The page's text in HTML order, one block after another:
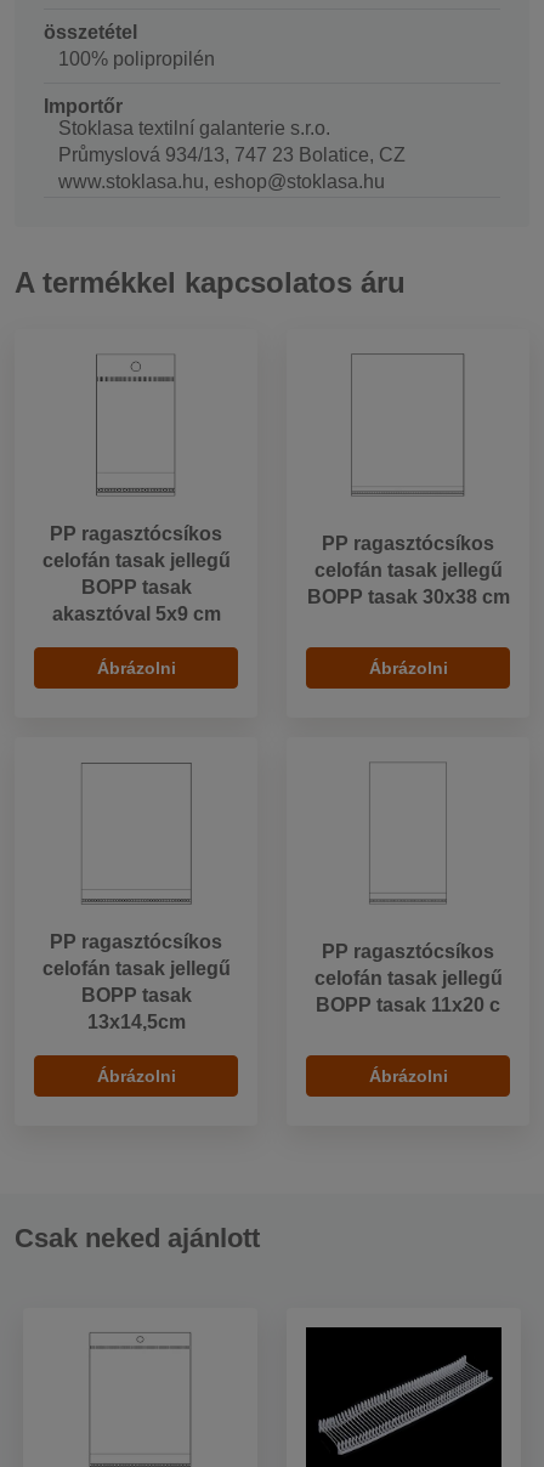
összetétel
100% polipropilén
Importőr
Stoklasa textilní galanterie s.r.o.
Průmyslová 934/13, 747 23 Bolatice, CZ
www.stoklasa.hu, eshop@stoklasa.hu
A termékkel kapcsolatos áru
PP ragasztócsíkos
celofán tasak jellegű
BOPP tasak
akasztóval 5x9 cm
Ábrázolni
PP ragasztócsíkos
celofán tasak jellegű
BOPP tasak 30x38 cm
Ábrázolni
PP ragasztócsíkos
celofán tasak jellegű
BOPP tasak
13x14,5cm
Ábrázolni
PP ragasztócsíkos
celofán tasak jellegű
BOPP tasak 11x20 c
Ábrázolni
Csak neked ajánlott